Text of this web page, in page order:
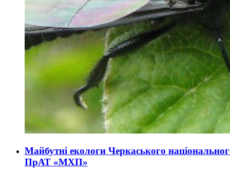
Майбутні екологи Черкаського
ПрАТ «МХП»